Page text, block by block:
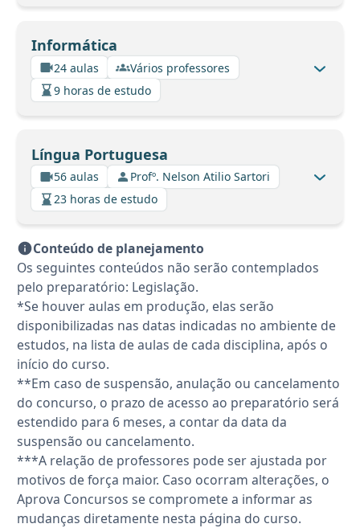
Informática
24 aulas
Vários professores
9 horas de estudo
Língua Portuguesa
56 aulas
Profº. Nelson Atilio Sartori
23 horas de estudo
Conteúdo de planejamento
Os seguintes conteúdos não serão contemplados
pelo preparatório: Legislação.
*Se houver aulas em produção, elas serão
disponibilizadas nas datas indicadas no ambiente de
estudos, na lista de aulas de cada disciplina, após o
início do curso.
**Em caso de suspensão, anulação ou cancelamento
do concurso, o prazo de acesso ao preparatório será
estendido para 6 meses, a contar da data da
suspensão ou cancelamento.
***A relação de professores pode ser ajustada por
motivos de força maior. Caso ocorram alterações, o
Aprova Concursos se compromete a informar as
mudanças diretamente nesta página do curso.